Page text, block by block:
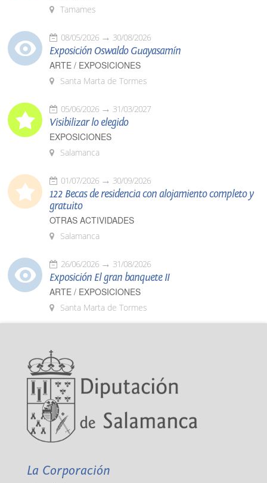
Tamames
08/05/2026 30/08/2026
Exposición Oswaldo Guayasamín
ARTE / EXPOSICIONES
Santa Marta de Tormes
05/06/2026 31/03/2027
Visibilizar lo elegido
EXPOSICIONES
Salamanca
01/07/2026 30/09/2026
122 Becas de residencia con alojamiento completo y
gratuito
OTRAS ACTIVIDADES
Salamanca
26/06/2026 31/08/2026
Exposición El gran banquete II
ARTE / EXPOSICIONES
Santa Marta de Tormes
La Corporación